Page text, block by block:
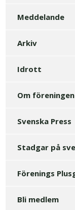
Meddelande
Arkiv
Idrott
Om föreningen
Svenska Press
Stadgar på
Förenings
Bli medlem